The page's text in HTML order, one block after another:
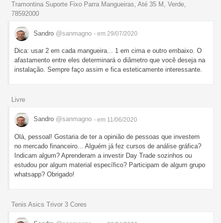
Tramontina Suporte Fixo Parra Mangueiras, Até 35 M, Verde,
78592000
Sandro @sanmagno - em 29/07/2020
Dica: usar 2 em cada mangueira... 1 em cima e outro embaixo. O
afastamento entre eles determinará o diâmetro que você deseja na
instalação. Sempre faço assim e fica esteticamente interessante.
Livre
Sandro @sanmagno - em 11/06/2020
Olá, pessoal! Gostaria de ter a opinião de pessoas que investem
no mercado financeiro... Alguém já fez cursos de análise gráfica?
Indicam algum? Aprenderam a investir Day Trade sozinhos ou
estudou por algum material específico? Participam de algum grupo
whatsapp? Obrigado!
Tenis Asics Trivor 3 Cores